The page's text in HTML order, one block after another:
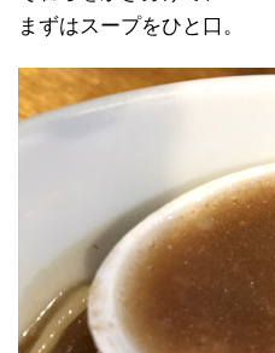
まずはスープをひと口。